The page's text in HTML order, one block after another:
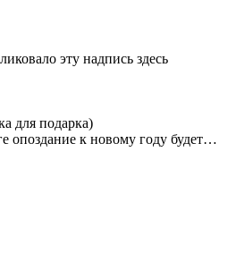
эту надпись здесь
для подарка)
опоздание к новому году будет…